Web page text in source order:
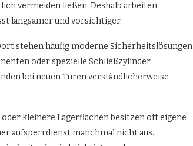
vermeiden ließen. Deshalb arbeiten
langsamer und vorsichtiger.
stehen häufig moderne Sicherheitslösungen
oder spezielle Schließzylinder
bei neuen Türen verständlicherweise
kleinere Lagerflächen besitzen oft eigene
aufsperrdienst manchmal nicht aus.